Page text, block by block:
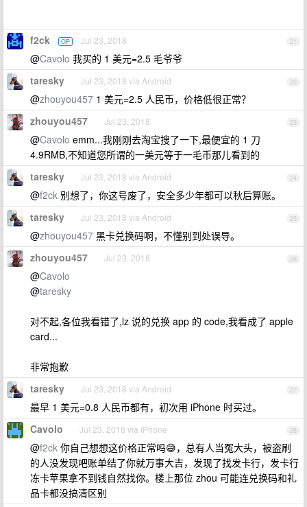
21
f2ck OP Jul 23, 2018
@Cavolo 我买的 1 美元=2.5 毛爷爷
22
taresky Jul 23, 2018 via Android
@zhouyou457 1 美元=2.5 人民币，价格低很正常？
23
zhouyou457 Jul 23, 2018
@Cavolo emm...我刚刚去淘宝搜了一下,最便宜的 1 刀
4.9RMB,不知道您所谓的一美元等于一毛币那儿看到的
24
taresky Jul 23, 2018 via Android
@f2ck 别想了，你这号废了，安全多少年都可以秋后算账。
25
taresky Jul 23, 2018 via Android
@zhouyou457 黑卡兑换码啊，不懂别到处误导。
26
zhouyou457 Jul 23, 2018
@Cavolo
@taresky
对不起,各位我看错了,lz 说的兑换 app 的 code,我看成了 apple
card...
非常抱歉
27
taresky Jul 23, 2018 via Android
最早 1 美元=0.8 人民币都有，初次用 iPhone 时买过。
28
Cavolo Jul 23, 2018 via iPhone
@f2ck 你自己想想这价格正常吗😅，总有人当冤大头，被盗刷
的人没发现吧账单结了你就万事大吉，发现了找发卡行，发卡行
冻卡苹果拿不到钱自然找你。楼上那位 zhou 可能连兑换码和礼
品卡都没搞清区别